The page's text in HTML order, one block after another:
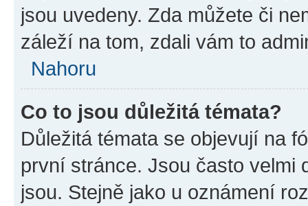
jsou uvedeny. Zda můžete či
záleží na tom, zdali vám to
Nahoru
Co to jsou důležitá témata?
Důležitá témata se objevují na
první stránce. Jsou často velmi
jsou. Stejně jako u oznámení